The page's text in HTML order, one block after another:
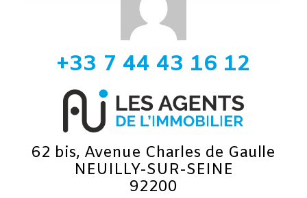
+33 7 44 43 16 12
62 bis, Avenue Charles de Gaulle
NEUILLY-SUR-SEINE
92200